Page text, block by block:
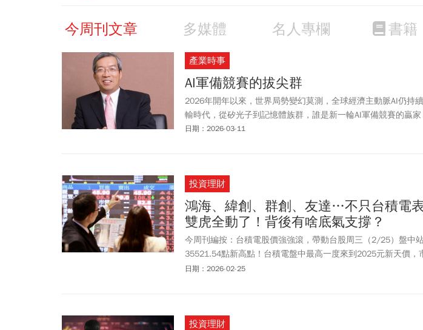
今周刊文章 多媒體 名人專欄 書籍
產業時事
AI軍備競賽的拔尖群
2026年開年以來，世界局勢變幻莫測，全球經濟主動脈AI仍持
輸時代，從矽光子到記憶體族群，誰是新一輪AI軍備競賽的贏家
日期：2026-03-11
投資理財
鴻海、緯創、群創、友達…不只台積電
雙虎全動了！背後有啥底氣支撐？
今周刊編按：台積電股價強強滾，帶動台股周三（2/25）盤中
35521.54點新高點！台積電盤中最高一度來到2025元新天價，
終場上漲712點，收在35,413.07點，台積電上漲50元，以2015
TOP50（009816）則是超過73萬張。
日期：2026-02-25
投資理財